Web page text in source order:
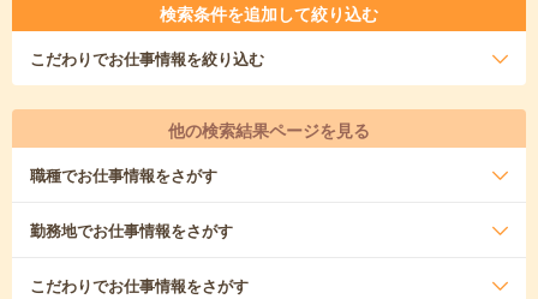
検索条件を追加して絞り込む
こだわりでお仕事情報を絞り込む
他の検索結果ページを見る
職種でお仕事情報をさがす
勤務地でお仕事情報をさがす
こだわりでお仕事情報をさがす